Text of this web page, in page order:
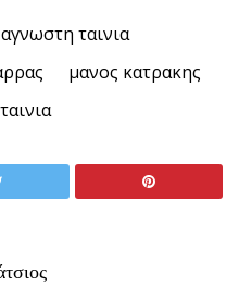
αγνωστη ταινια
μανος κατρακης
ταινια